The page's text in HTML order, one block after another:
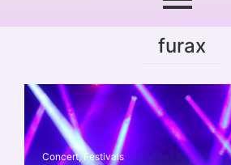
furax
Concert, Festivals